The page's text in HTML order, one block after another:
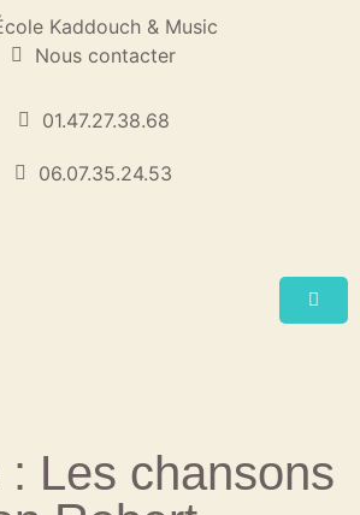
Kaddouch & Music
Nous contacter
01.47.27.38.68
06.07.35.24.53
: Les chansons